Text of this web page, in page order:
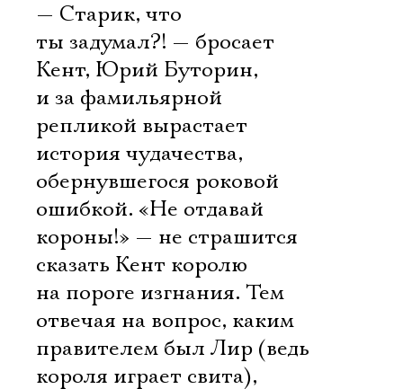
— Старик, что
ты задумал?! — бросает
Кент, Юрий Буторин,
и за фамильярной
репликой вырастает
история чудачества,
обернувшегося роковой
ошибкой. «Не отдавай
короны!» — не страшится
сказать Кент королю
на пороге изгнания. Тем
отвечая на вопрос, каким
правителем был Лир (ведь
короля играет свита),